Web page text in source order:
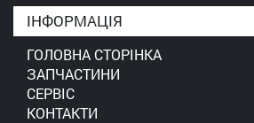
ІНФОРМАЦІЯ
ГОЛОВНА СТОРІНКА
ЗАПЧАСТИНИ
СЕРВІС
КОНТАКТИ